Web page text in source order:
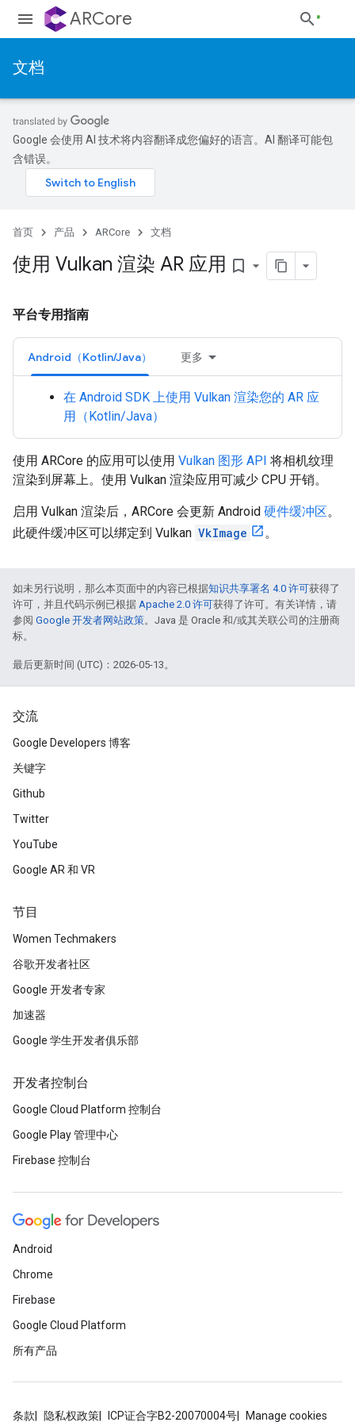
ARCore
文档
Google 会使用 AI 技术将内容翻译成您偏好的语言。AI 翻译可能包
含错误。
首页 产品 ARCore 文档
使用 Vulkan 渲染 AR 应用 bookmark_border
平台专用指南
Android（Kotlin/Java） 更多
在 Android SDK 上使用 Vulkan 渲染您的 AR 应
用（Kotlin/Java）
使用 ARCore 的应用可以使用 Vulkan 图形 API 将相机纹理
渲染到屏幕上。使用 Vulkan 渲染应用可减少 CPU 开销。
启用 Vulkan 渲染后，ARCore 会更新 Android 硬件缓冲区。
此硬件缓冲区可以绑定到 Vulkan VkImage 。
如未另行说明，那么本页面中的内容已根据知识共享署名 4.0 许可获得了
许可，并且代码示例已根据 Apache 2.0 许可获得了许可。有关详情，请
参阅 Google 开发者网站政策。Java 是 Oracle 和/或其关联公司的注册商
标。
最后更新时间 (UTC)：2026-05-13。
交流
Google Developers 博客
关键字
Github
Twitter
YouTube
Google AR 和 VR
节目
Women Techmakers
谷歌开发者社区
Google 开发者专家
加速器
Google 学生开发者俱乐部
开发者控制台
Google Cloud Platform 控制台
Google Play 管理中心
Firebase 控制台
Android
Chrome
Firebase
Google Cloud Platform
所有产品
条款 隐私权政策 ICP证合字B2-20070004号 Manage cookies